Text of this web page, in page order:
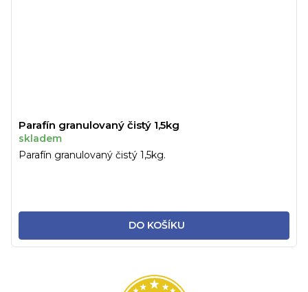
Parafín granulovaný čistý 1,5kg
skladem
DO KOŠÍKU
Parafín granulovaný čistý 1,5kg.